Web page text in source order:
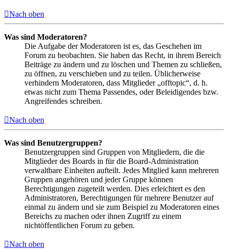
Nach oben
Was sind Moderatoren?
Die Aufgabe der Moderatoren ist es, das Geschehen im
Forum zu beobachten. Sie haben das Recht, in ihrem Bereich
Beiträge zu ändern und zu löschen und Themen zu schließen,
zu öffnen, zu verschieben und zu teilen. Üblicherweise
verhindern Moderatoren, dass Mitglieder „offtopic“, d. h.
etwas nicht zum Thema Passendes, oder Beleidigendes bzw.
Angreifendes schreiben.
Nach oben
Was sind Benutzergruppen?
Benutzergruppen sind Gruppen von Mitgliedern, die die
Mitglieder des Boards in für die Board-Administration
verwaltbare Einheiten aufteilt. Jedes Mitglied kann mehreren
Gruppen angehören und jeder Gruppe können
Berechtigungen zugeteilt werden. Dies erleichtert es den
Administratoren, Berechtigungen für mehrere Benutzer auf
einmal zu ändern und sie zum Beispiel zu Moderatoren eines
Bereichs zu machen oder ihnen Zugriff zu einem
nichtöffentlichen Forum zu geben.
Nach oben